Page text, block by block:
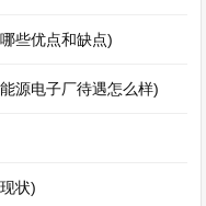
些优点和缺点)
源电子厂待遇怎么样)
状)